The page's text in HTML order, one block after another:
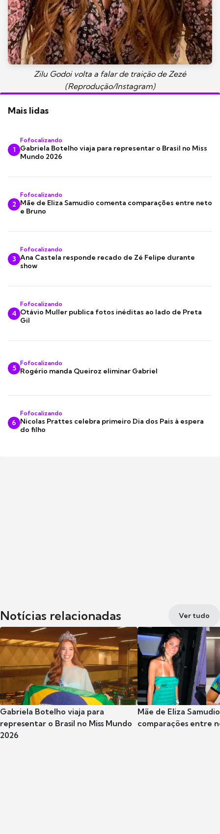
Zilu Godoi volta a falar de traição de Zezé
(Reprodução/Instagram)
Mais lidas
1
Fofocalizando
Gabriela Botelho viaja para representar o Brasil no Miss
Mundo 2026
2
Fofocalizando
Mãe de Eliza Samudio comenta comparações entre neto
e Bruno
3
Fofocalizando
Ana Castela responde recado de Zé Felipe durante
show
4
Fofocalizando
Otávio Muller publica fotos inéditas ao lado de Preta
Gil
5
Fofocalizando
Rogério manda Queiroz eliminar Gabriel
6
Fofocalizando
Nicolas Prattes celebra primeiro Dia dos Pais à espera
do filho
Notícias relacionadas Ver tudo
Gabriela Botelho viaja para
representar o Brasil no Miss Mundo
2026
Mãe de Eliza
comparações entre